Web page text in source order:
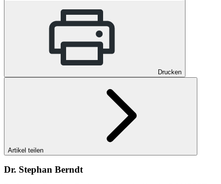
Drucken
Artikel teilen
Dr. Stephan Berndt